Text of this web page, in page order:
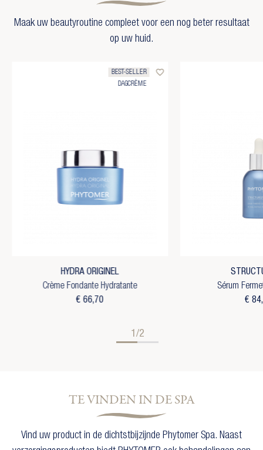
Maak uw beautyroutine compleet voor een nog beter resultaat
op uw huid.
BEST-SELLER
DAGCRÈME
favorite_border
HYDRA ORIGINEL
Crème Fondante Hydratante
€ 66,70
Sérum
€
1/2
TE VINDEN IN DE SPA
Vind uw product in de dichtstbijzijnde Phytomer Spa. Naast